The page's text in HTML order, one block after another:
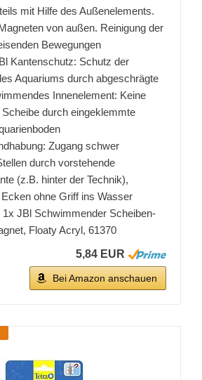
mit Hilfe des Außenelements.
von außen. Reinigung der
Bewegungen
Kantenschutz: Schutz der
Aquariums durch abgeschrägte
Innenelement: Keine
durch eingeklemmte
Zugang schwer
durch vorstehende
(z.B. hinter der Technik),
ohne Griff ins Wasser
1x JBl Schwimmender Scheiben-
Floaty Acryl, 61370
5,84 EUR
Bei Amazon anschauen